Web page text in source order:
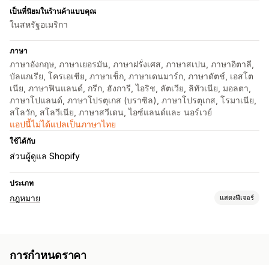
เป็นที่นิยมในร้านค้าแบบคุณ
ในสหรัฐอเมริกา
ภาษา
ภาษาอังกฤษ, ภาษาเยอรมัน, ภาษาฝรั่งเศส, ภาษาสเปน, ภาษาอิตาลี,
บัลแกเรีย, โครเอเชีย, ภาษาเช็ก, ภาษาเดนมาร์ก, ภาษาดัตช์, เอสโต
เนีย, ภาษาฟินแลนด์, กรีก, ฮังการี, ไอริช, ลัตเวีย, ลิทัวเนีย, มอลตา,
ภาษาโปแลนด์, ภาษาโปรตุเกส (บราซิล), ภาษาโปรตุเกส, โรมาเนีย,
สโลวัก, สโลวีเนีย, ภาษาสวีเดน, ไอซ์แลนด์และ นอร์เวย์
แอปนี้ไม่ได้แปลเป็นภาษาไทย
ใช้ได้กับ
ส่วนผู้ดูแล Shopify
ประเภท
กฎหมาย แสดงฟีเจอร์
การจัดการนโยบาย รายงานการปฏิบัติตามข้อกำหนด
การกำหนดราคา